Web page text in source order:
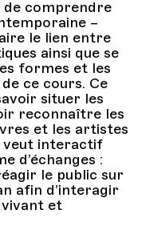
de comprendre
–
le lien entre
ainsi que se
formes et les
ce cours. Ce
situer les
reconnaître les
et les artistes
veut interactif
d’échanges :
le public sur
afin d’interagir
et